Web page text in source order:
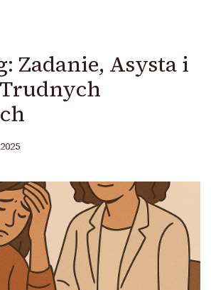
Zadanie, Asysta i